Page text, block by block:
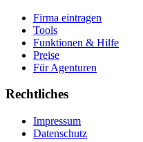
Firma eintragen
Tools
Funktionen & Hilfe
Preise
Für Agenturen
Rechtliches
Impressum
Datenschutz